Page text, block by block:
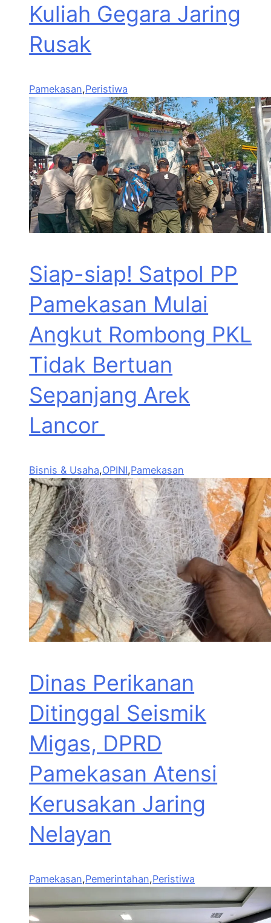
Kuliah Gegara Jaring
Rusak
Pamekasan,Peristiwa
Siap-siap! Satpol PP
Pamekasan Mulai
Angkut Rombong PKL
Tidak Bertuan
Sepanjang Arek
Lancor
Bisnis & Usaha,OPINI,Pamekasan
Dinas Perikanan
Ditinggal Seismik
Migas, DPRD
Pamekasan Atensi
Kerusakan Jaring
Nelayan
Pamekasan,Pemerintahan,Peristiwa